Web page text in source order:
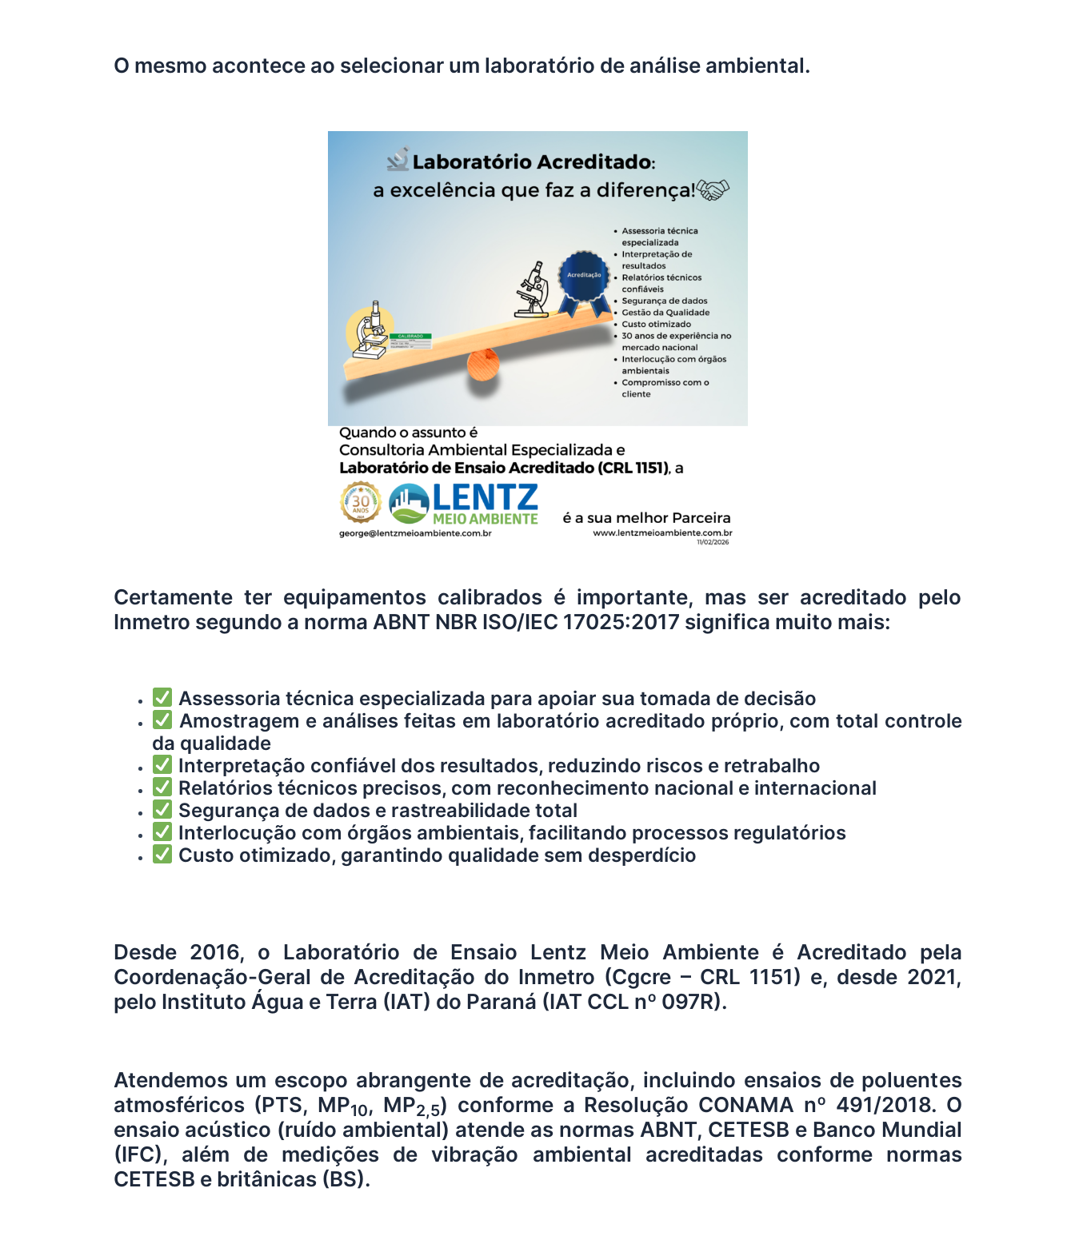
O mesmo acontece ao selecionar um laboratório de análise ambiental.
Certamente ter equipamentos calibrados é importante, mas ser acreditado pelo
Inmetro segundo a norma ABNT NBR ISO/IEC 17025:2017 significa muito mais:
Assessoria técnica especializada para apoiar sua tomada de decisão
Amostragem e análises feitas em laboratório acreditado próprio, com total controle
da qualidade
Interpretação confiável dos resultados, reduzindo riscos e retrabalho
Relatórios técnicos precisos, com reconhecimento nacional e internacional
Segurança de dados e rastreabilidade total
Interlocução com órgãos ambientais, facilitando processos regulatórios
Custo otimizado, garantindo qualidade sem desperdício
Desde 2016, o Laboratório de Ensaio Lentz Meio Ambienteé Acreditado pela
Coordenação-Geral de Acreditação do Inmetro (Cgcre – CRL 1151) e, desde 2021,
pelo Instituto Água e Terra (IAT) do Paraná (IAT CCL nº 097R).
Atendemos um escopo abrangente de acreditação, incluindo ensaios de poluentes
atmosféricos (PTS, MP10, MP2,5) conforme a Resolução CONAMA nº 491/2018. O
ensaio acústico (ruído ambiental) atende as normas ABNT, CETESB e Banco Mundial
(IFC), além de medições de vibração ambiental acreditadas conforme normas
CETESB e britânicas (BS).